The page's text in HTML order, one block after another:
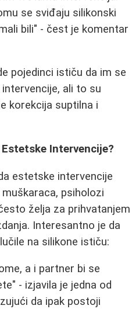
se sviđaju silikonski
bili" - čest je komentar
pojedinci ističu da im se
ali to su
korekcija suptilna i
Intervencije?
estetske intervencije
psiholozi
želja za prihvatanjem
Interesantno je da
na silikone ističu:
a i partner bi se
- izjavila je jedna od
da ipak postoji